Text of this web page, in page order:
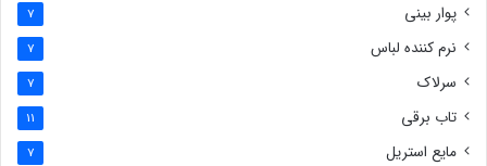
پوار بینی 7
نرم کننده لباس 7
سرلاک 7
تاب برقی 11
مایع استریل 7